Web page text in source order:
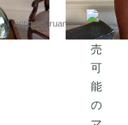
antiques ruan